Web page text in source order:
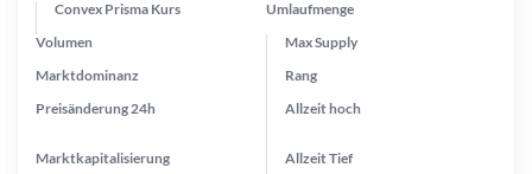
Convex Prisma Kurs Umlaufmenge
Preisänderung 24h
Max Supply
Marktdominanz
Marktkapitalisierung
Volumen
Rang
Allzeithoch
AllzeitTief